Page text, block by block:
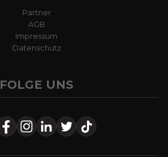
Partner
AGB
Impressum
Datenschutz
FOLGE UNS